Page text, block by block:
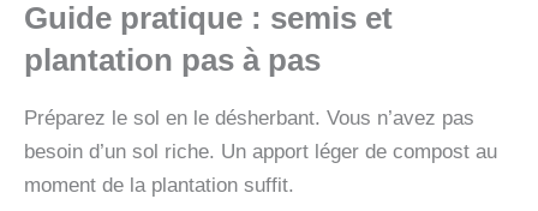
Guide pratique : semis et
plantation pas à pas
Préparez le sol en le désherbant. Vous n’avez pas
besoin d’un sol riche. Un apport léger de compost au
moment de la plantation suffit.